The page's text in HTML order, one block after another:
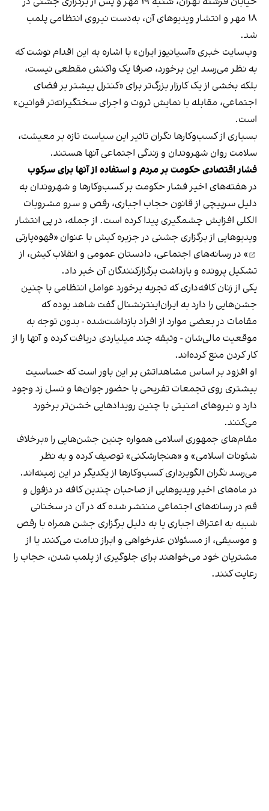
۱۸ مهر و انتشار ویدیوهای آن، به‌دست نیروی انتظامی پلمب
شد.
وب‌سایت خبری «آسیانیوز ایران» با اشاره به این اقدام نوشت که
به نظر می‌رسد این برخورد، صرفا یک واکنش مقطعی نیست،
بلکه بخشی از یک کارزار بزرگ‌تر برای «کنترل بیشتر بر فضای
اجتماعی، مقابله با نمایش ثروت و اجرای سختگیرانه‌تر قوانین»
است.
بسیاری از کسب‌وکارها نگران تاثیر این سیاست‌ تازه بر معیشت،
سلامت روان شهروندان و زندگی اجتماعی آنها هستند.
فشار اقتصادی حکومت بر مردم و استفاده از آنها برای سرکوب
در هفته‌های اخیر فشار حکومت بر کسب‌وکارها و شهروندان به
دلیل سرپیچی از قانون حجاب اجباری، رقص و سرو مشروبات
الکلی افزایش چشمگیری پیدا کرده است. از جمله، در پی انتشار
ویدیوهایی از برگزاری جشنی در جزیره کیش با عنوان «قهوه‌پارتی
» در رسانه‌های اجتماعی، دادستان عمومی و انقلاب کیش، از
تشکیل پرونده و بازداشت برگزارکنندگان آن خبر داد.
یکی از زنان کافه‌داری که تجربه برخورد عوامل انتظامی با چنین
جشن‌هایی را دارد به ایران‌اینترنشنال گفت شاهد بوده که
مقامات در بعضی موارد از افراد بازداشت‌‌شده - بدون توجه به
موقعیت مالی‌شان - وثیقه چند میلیاردی دریافت کرده و آنها را از
کار کردن منع کرده‌اند.
او افزود بر اساس مشاهداتش بر این باور است که حساسیت
بیشتری روی تجمعات تفریحی با حضور جوان‌ها و نسل زد وجود
دارد و نیروهای امنیتی با چنین رویدادهایی خشن‌تر برخورد
می‌کنند.
مقام‌های جمهوری اسلامی همواره چنین جشن‌هایی را «برخلاف
شئونات اسلامی» و «هنجارشکنی» توصیف کرده و به نظر
می‌رسد نگران الگوبرداری کسب‌وکارها از یکدیگر در این زمینه‌اند.
در ماه‌های اخیر ویدیوهایی از صاحبان چندین کافه در دزفول و
قم در رسانه‌های اجتماعی منتشر شده که در آن در سخنانی
شبیه به اعتراف اجباری یا به دلیل برگزاری جشن همراه با رقص
و موسیقی، از مسئولان عذرخواهی و ابراز ندامت می‌کنند یا از
مشتریان خود می‌خواهند برای جلوگیری از پلمب شدن، حجاب را
رعایت کنند.